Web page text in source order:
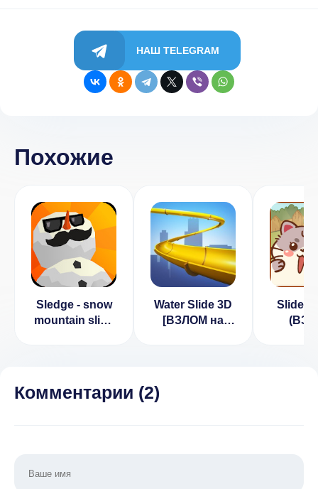
НАШ TELEGRAM
Похожие
Sledge - snow
mountain slide
Water Slide 3D
[ВЗЛОМ на
Slide
Комментарии (2)